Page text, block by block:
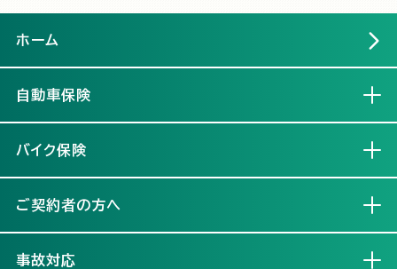
ホーム
自動車保険
バイク保険
ご契約者の方へ
事故対応